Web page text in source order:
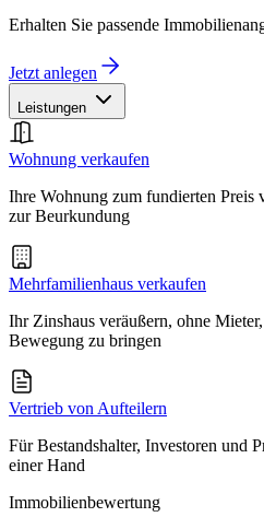
Erhalten Sie passende
Jetzt anlegen
Leistungen
Wohnung verkaufen
Ihre Wohnung zum fundierten Preis
zur Beurkundung
Mehrfamilienhaus verkaufen
Ihr Zinshaus veräußern, ohne
Bewegung zu bringen
Vertrieb von Aufteilern
Für Bestandshalter, Investoren und
einer Hand
Immobilienbewertung